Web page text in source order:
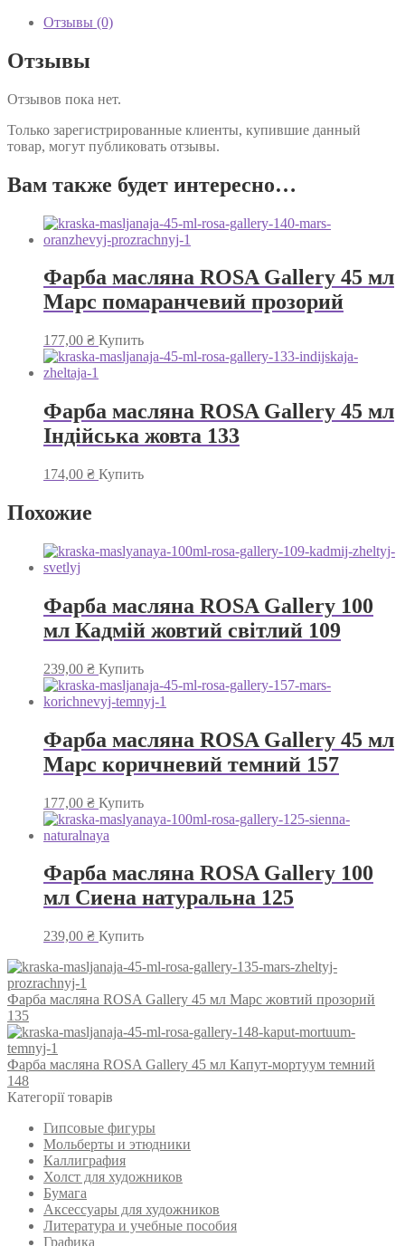
Отзывы (0)
Отзывы
Отзывов пока нет.
Только зарегистрированные клиенты, купившие данный
товар, могут публиковать отзывы.
Вам также будет интересно…
Фарба масляна ROSA Gallery 45 мл
Марс помаранчевий прозорий
177,00 ₴ Купить
Фарба масляна ROSA Gallery 45 мл
Індійська жовта 133
174,00 ₴ Купить
Похожие
Фарба масляна ROSA Gallery 100
мл Кадмій жовтий світлий 109
239,00 ₴ Купить
Фарба масляна ROSA Gallery 45 мл
Марс коричневий темний 157
177,00 ₴ Купить
Фарба масляна ROSA Gallery 100
мл Сиена натуральна 125
239,00 ₴ Купить
Фарба масляна ROSA Gallery 45 мл Марс жовтий прозорий
135
Фарба масляна ROSA Gallery 45 мл Капут-мортуум темний
148
Категорії товарів
Гипсовые фигуры
Мольберты и этюдники
Каллиграфия
Холст для художников
Бумага
Аксессуары для художников
Литература и учебные пособия
Графика